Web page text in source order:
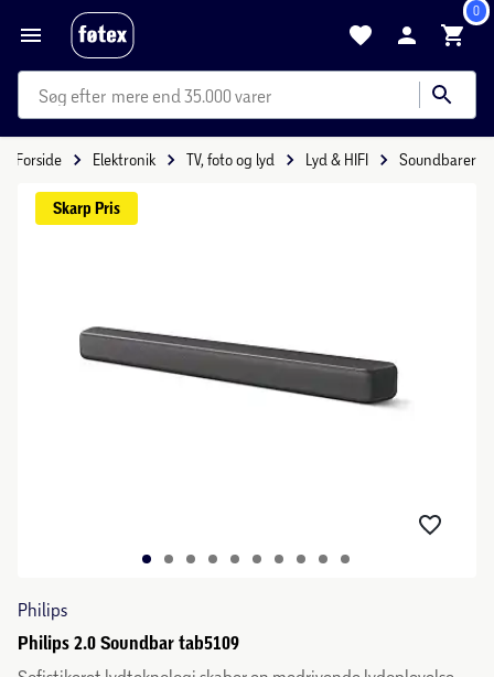
0
mere end 35.000 varer
Forside Elektronik TV, foto og lyd Lyd & HIFI Soundbarer
Skarp Pris
Philips
Philips 2.0 Soundbar tab5109